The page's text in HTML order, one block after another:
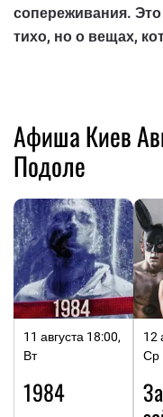
сопереживания.
тихо, но о вещах,
Афиша Киев
Подоле
11 августа 18:00,
Вт
1984
12
Ср